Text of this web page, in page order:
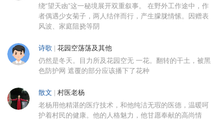
绕“望天凼”这一秘境展开双重叙事。 在野外工作途中，作
者偶遇少女菊子，两人结伴而行，产生朦胧情愫。因赠表
风波、家庭阻挠等阴
诗歌 | 花园空荡荡及其他
仍然是冬天。目力所及花园空无 一花。翻转的干土，被黑
色防护网 遮覆的部分应该播下了花种
散文 | 村医老杨
老杨用他精湛的医疗技术，和他纯洁无瑕的医德，温暖呵
护着村民的健康。他的人格魅力，他甘愿奉献的高尚情